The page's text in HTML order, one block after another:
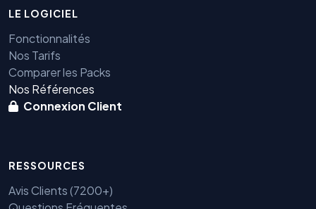
LE LOGICIEL
Fonctionnalités
Nos Tarifs
Comparer les Packs
Nos Références
Connexion Client
RESSOURCES
Avis Clients (7200+)